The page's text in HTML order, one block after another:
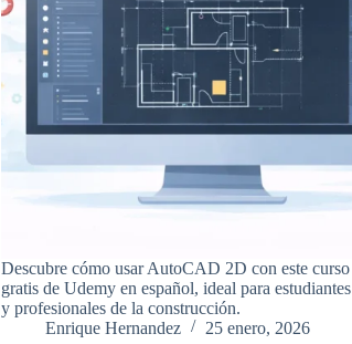
Descubre cómo usar AutoCAD 2D con este curso
gratis de Udemy en español, ideal para estudiantes
y profesionales de la construcción.
Enrique Hernandez
25 enero, 2026